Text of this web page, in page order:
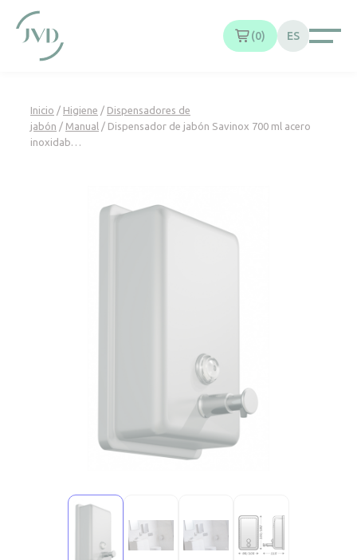
0 ES
Inicio / Higiene / Dispensadores de
jabón / Manual / Dispensador de jabón Savinox 700 ml acero
inoxidab…
Panel de gestión de cookies